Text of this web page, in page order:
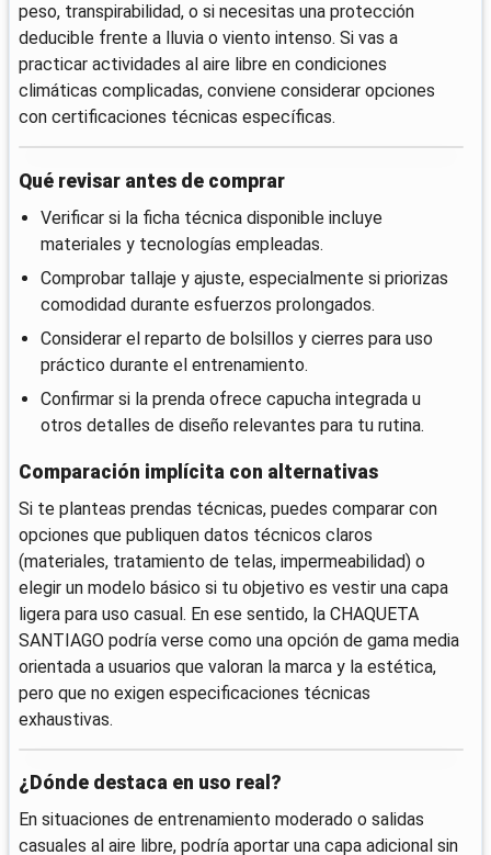
peso, transpirabilidad, o si necesitas una protección
deducible frente a lluvia o viento intenso. Si vas a
practicar actividades al aire libre en condiciones
climáticas complicadas, conviene considerar opciones
con certificaciones técnicas específicas.
Qué revisar antes de comprar
Verificar si la ficha técnica disponible incluye
materiales y tecnologías empleadas.
Comprobar tallaje y ajuste, especialmente si priorizas
comodidad durante esfuerzos prolongados.
Considerar el reparto de bolsillos y cierres para uso
práctico durante el entrenamiento.
Confirmar si la prenda ofrece capucha integrada u
otros detalles de diseño relevantes para tu rutina.
Comparación implícita con alternativas
Si te planteas prendas técnicas, puedes comparar con
opciones que publiquen datos técnicos claros
(materiales, tratamiento de telas, impermeabilidad) o
elegir un modelo básico si tu objetivo es vestir una capa
ligera para uso casual. En ese sentido, la CHAQUETA
SANTIAGO podría verse como una opción de gama media
orientada a usuarios que valoran la marca y la estética,
pero que no exigen especificaciones técnicas
exhaustivas.
¿Dónde destaca en uso real?
En situaciones de entrenamiento moderado o salidas
casuales al aire libre, podría aportar una capa adicional sin